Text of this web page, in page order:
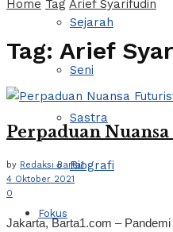
Sejarah
Seni
Sastra
Biografi
Fokus
Home Tag Arief Syarifudin
Tag: Arief
Perpaduan
by Redaksi Barta1
4 Oktober 2021
0
Jakarta, Barta1.com –